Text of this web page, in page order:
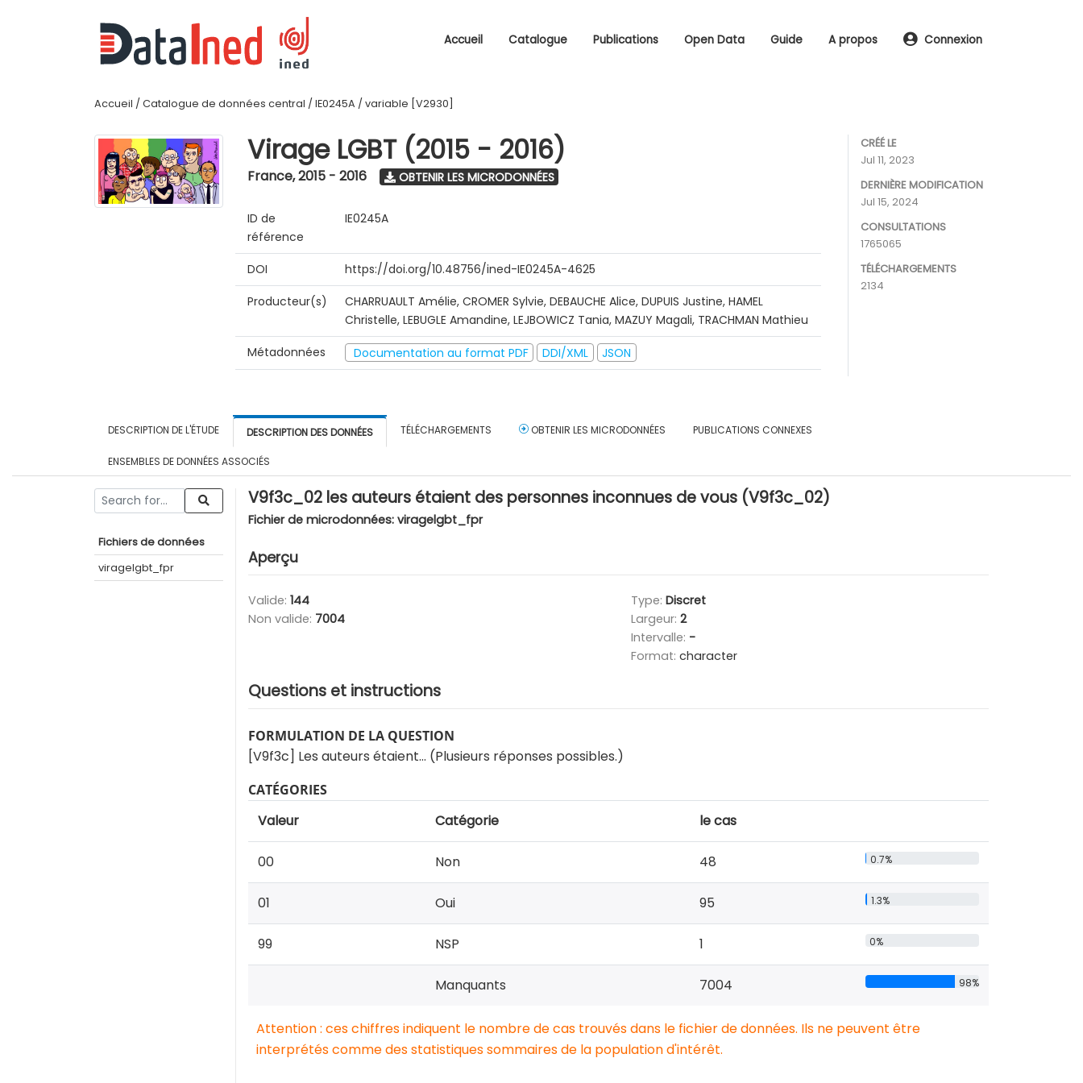
Accueil Catalogue Publications Open Data Guide A propos Connexion
Accueil / Catalogue de données central / IE0245A / variable [V2930]
Virage LGBT (2015 - 2016)
France,2015 - 2016 OBTENIR LES MICRODONNÉES
ID de
référence
IE0245A
DOI
https://doi.org/10.48756/ined-IE0245A-4625
Producteur(s)
CHARRUAULT Amélie, CROMER Sylvie, DEBAUCHE Alice, DUPUIS Justine, HAMEL
Christelle, LEBUGLE Amandine, LEJBOWICZ Tania, MAZUY Magali, TRACHMAN Mathieu
Métadonnées
Documentation au format PDF DDI/XML JSON
CRÉÉ LE
Jul 11, 2023
DERNIÈRE MODIFICATION
Jul 15, 2024
CONSULTATIONS
1765065
TÉLÉCHARGEMENTS
2134
DESCRIPTION DE L'ÉTUDE DESCRIPTION DES DONNÉES TÉLÉCHARGEMENTS OBTENIR LES MICRODONNÉES PUBLICATIONS CONNEXES
ENSEMBLES DE DONNÉES ASSOCIÉS
Fichiers de données
viragelgbt_fpr
V9f3c_02 les auteurs étaient des personnes inconnues de vous (V9f3c_02)
Fichier de microdonnées: viragelgbt_fpr
Aperçu
Valide: 144
Non valide: 7004
Type: Discret
Largeur: 2
Intervalle: -
Format: character
Questions et instructions
FORMULATION DE LA QUESTION
[V9f3c] Les auteurs étaient… (Plusieurs réponses possibles.)
CATÉGORIES
Valeur Catégorie le cas
00 Non 48 0.7%
01 Oui 95 1.3%
99 NSP 1 0%
Manquants 7004 98%
Attention : ces chiffres indiquent le nombre de cas trouvés dans le fichier de données. Ils ne peuvent être
interprétés comme des statistiques sommaires de la population d'intérêt.